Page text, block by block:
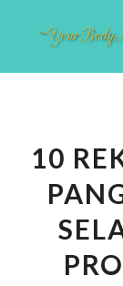
10